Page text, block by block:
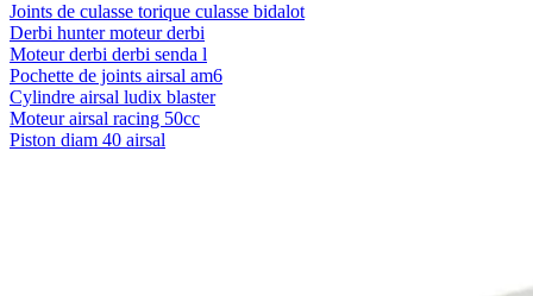
Joints de culasse torique culasse bidalot
Derbi hunter moteur derbi
Moteur derbi derbi senda l
Pochette de joints airsal am6
Cylindre airsal ludix blaster
Moteur airsal racing 50cc
Piston diam 40 airsal